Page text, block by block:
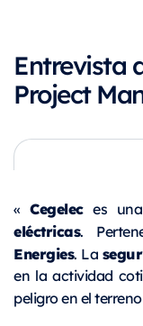
Entrevista
Project
« Cegeleces una
eléctricas.
Energies. La
en la actividad
peligro en el terreno